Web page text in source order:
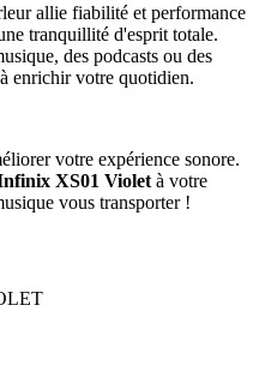
allie fiabilité et performance
tranquillité d'esprit totale.
des podcasts ou des
enrichir votre quotidien.
votre expérience sonore.
XS01 Violet à votre
vous transporter !